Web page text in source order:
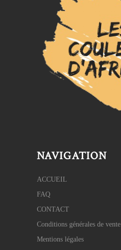
NAVIGATION
ACCUEIL
FAQ
CONTACT
Conditions générales de vente
Mentions légales